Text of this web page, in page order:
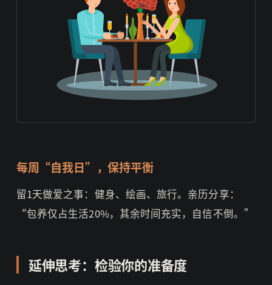
每周“自我日”，保持平衡
留1天做爱之事：健身、绘画、旅行。亲历分享：
“包养仅占生活20%，其余时间充实，自信不倒。”
延伸思考：检验你的准备度